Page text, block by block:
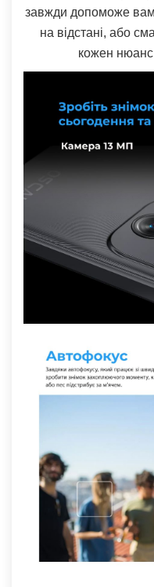
завжди допоможе вам
на відстані, або
кожен нюанс